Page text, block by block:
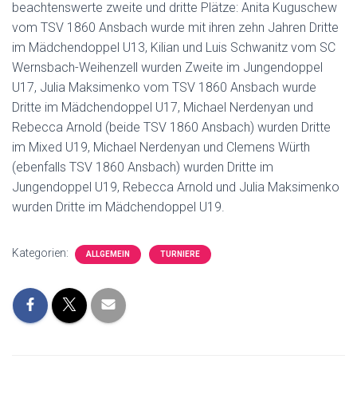
beachtenswerte zweite und dritte Plätze: Anita Kuguschew
vom TSV 1860 Ansbach wurde mit ihren zehn Jahren Dritte
im Mädchendoppel U13, Kilian und Luis Schwanitz vom SC
Wernsbach-Weihenzell wurden Zweite im Jungendoppel
U17, Julia Maksimenko vom TSV 1860 Ansbach wurde
Dritte im Mädchendoppel U17, Michael Nerdenyan und
Rebecca Arnold (beide TSV 1860 Ansbach) wurden Dritte
im Mixed U19, Michael Nerdenyan und Clemens Würth
(ebenfalls TSV 1860 Ansbach) wurden Dritte im
Jungendoppel U19, Rebecca Arnold und Julia Maksimenko
wurden Dritte im Mädchendoppel U19.
Kategorien: ALLGEMEIN TURNIERE